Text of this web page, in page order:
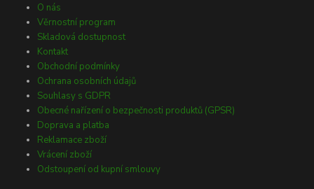
O nás
Věrnostní program
Skladová dostupnost
Kontakt
Obchodní podmínky
Ochrana osobních údajů
Souhlasy s GDPR
Obecné nařízení o bezpečnosti produktů (GPSR)
Doprava a platba
Reklamace zboží
Vrácení zboží
Odstoupení od kupní smlouvy